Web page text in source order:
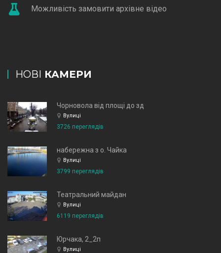
Можливість замовити архівне відео
НОВІ КАМЕРИ
Чорновола від площі до зд
Вулиці
3726 переглядів
набережна з о. Чайка
Вулиці
3799 переглядів
Театральний майдан
Вулиці
6119 переглядів
Юрчака, 2_2п
Вулиці